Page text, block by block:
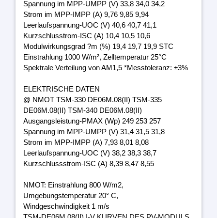
Spannung im MPP-UMPP (V) 33,8 34,0 34,2
Strom im MPP-IMPP (A) 9,76 9,85 9,94
Leerlaufspannung-UOC (V) 40,6 40,7 41,1
Kurzschlusstrom-ISC (A) 10,4 10,5 10,6
Modulwirkungsgrad ?m (%) 19,4 19,7 19,9 STC
Einstrahlung 1000 W/m², Zelltemperatur 25°C
Spektrale Verteilung von AM1,5 *Messtoleranz: ±3%
ELEKTRISCHE DATEN
@ NMOT TSM-330 DE06M.08(II) TSM-335
DE06M.08(II) TSM-340 DE06M.08(II)
Ausgangsleistung-PMAX (Wp) 249 253 257
Spannung im MPP-UMPP (V) 31,4 31,5 31,8
Strom im MPP-IMPP (A) 7,93 8,01 8,08
Leerlaufspannung-UOC (V) 38,2 38,3 38,7
Kurzschlussstrom-ISC (A) 8,39 8,47 8,55
NMOT: Einstrahlung 800 W/m2,
Umgebungstemperatur 20° C,
Windgeschwindigkeit 1 m/s